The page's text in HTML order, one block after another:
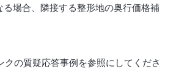
る場合、隣接する整形地の奥行価格補
クの質疑応答事例を参照にしてくださ